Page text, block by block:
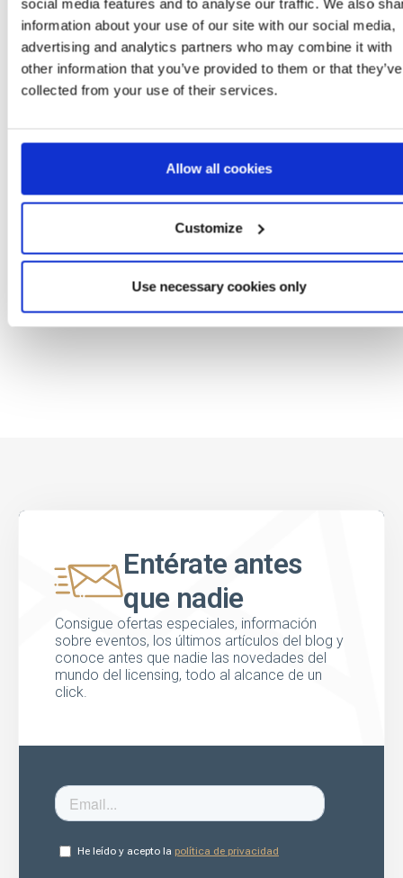
social media features and to analyse our traffic. We also
information about your use of our site with our social media,
advertising and analytics partners who may combine it with
other information that you’ve provided to them or that they’ve
collected from your use of their services.
Allow all cookies
Customize
Use necessary cookies only
Ref: 2200010561
GUARDERIA
Entérate antes
que nadie
Consigue ofertas especiales, información
sobre eventos, los últimos artículos del blog y
conoce antes que nadie las novedades del
mundo del licensing, todo al alcance de un
click.